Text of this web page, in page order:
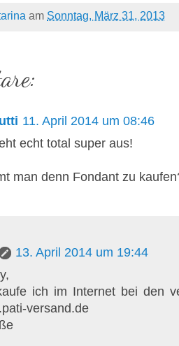
am Sonntag, März 31, 2013
11. April 2014 um 08:46
echt total super aus!
man denn Fondant zu
13. April 2014 um 19:44
ich im Internet bei den
versand.de